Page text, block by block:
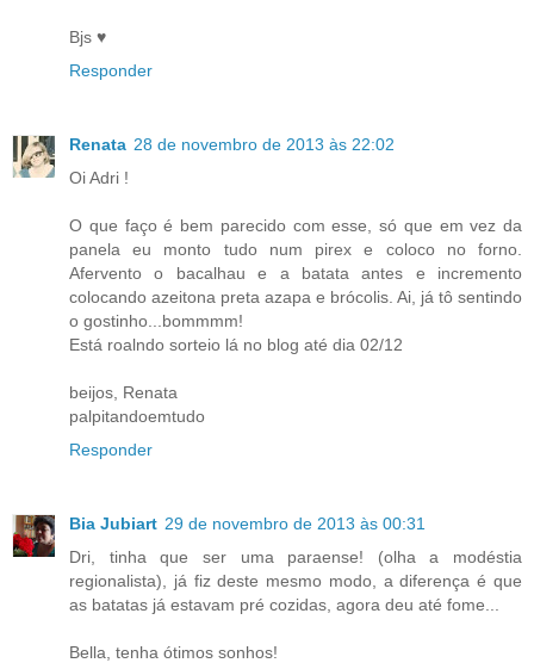
Bjs ♥
Responder
Renata 28 de novembro de 2013 às 22:02
Oi Adri !
O que faço é bem parecido com esse, só que em vez da
panela eu monto tudo num pirex e coloco no forno.
Afervento o bacalhau e a batata antes e incremento
colocando azeitona preta azapa e brócolis. Ai, já tô sentindo
o gostinho...bommmm!
Está roalndo sorteio lá no blog até dia 02/12
beijos, Renata
palpitandoemtudo
Responder
Bia Jubiart 29 de novembro de 2013 às 00:31
Dri, tinha que ser uma paraense! (olha a modéstia
regionalista), já fiz deste mesmo modo, a diferença é que
as batatas já estavam pré cozidas, agora deu até fome...
Bella, tenha ótimos sonhos!